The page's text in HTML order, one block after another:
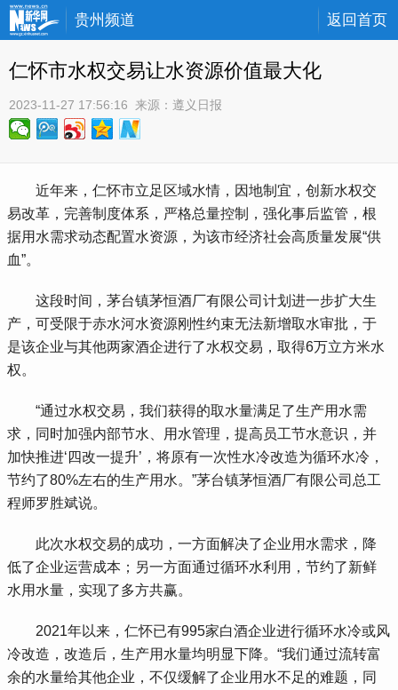
贵州频道 返回首页
仁怀市水权交易让水资源价值最大化
2023-11-27 17:56:16 来源： 遵义日报
近年来，仁怀市立足区域水情，因地制宜，创新水权交
易改革，完善制度体系，严格总量控制，强化事后监管，根
据用水需求动态配置水资源，为该市经济社会高质量发展“供
血”。
这段时间，茅台镇茅恒酒厂有限公司计划进一步扩大生
产，可受限于赤水河水资源刚性约束无法新增取水审批，于
是该企业与其他两家酒企进行了水权交易，取得6万立方米水
权。
“通过水权交易，我们获得的取水量满足了生产用水需
求，同时加强内部节水、用水管理，提高员工节水意识，并
加快推进‘四改一提升’，将原有一次性水冷改造为循环水冷，
节约了80%左右的生产用水。”茅台镇茅恒酒厂有限公司总工
程师罗胜斌说。
此次水权交易的成功，一方面解决了企业用水需求，降
低了企业运营成本；另一方面通过循环水利用，节约了新鲜
水用水量，实现了多方共赢。
2021年以来，仁怀已有995家白酒企业进行循环水冷或风
冷改造，改造后，生产用水量均明显下降。“我们通过流转富
余的水量给其他企业，不仅缓解了企业用水不足的难题，同